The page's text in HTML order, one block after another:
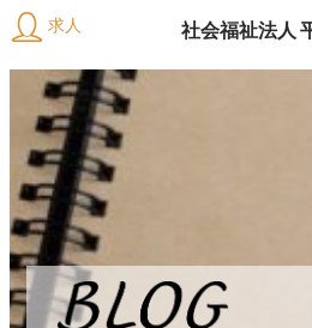
キ
ッ
プ
福
祉
法
人
平
元
会
護
の
仕
事
求人 社会福祉法人